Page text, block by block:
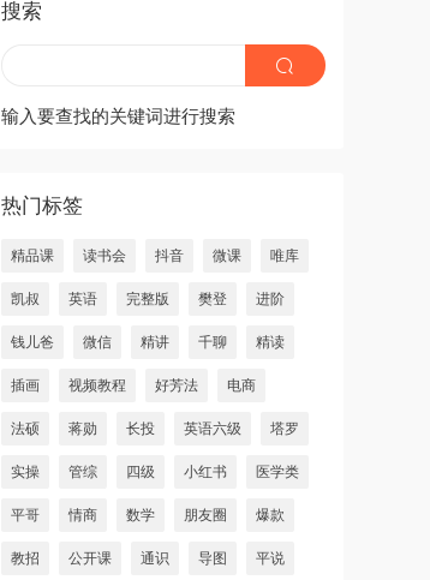
搜索
输入要查找的关键词进行搜索
热门标签
精品课 读书会 抖音 微课 唯库
凯叔 英语 完整版 樊登 进阶
钱儿爸 微信 精讲 千聊 精读
插画 视频教程 好芳法 电商
法硕 蒋勋 长投 英语六级 塔罗
实操 管综 四级 小红书 医学类
平哥 情商 数学 朋友圈 爆款
教招 公开课 通识 导图 平说